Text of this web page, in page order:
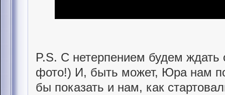
P.S. С нетерпением будем ждать
фото!) И, быть может, Юра нам
бы показать и нам, как